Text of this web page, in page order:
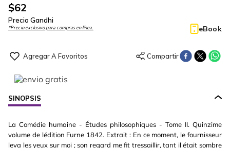
$62
Precio Gandhi
*Precio exclusivo para compras en línea. eBook
SINOPSIS
La Comédie humaine - Études philosophiques - Tome II. Quinzime
volume de lédition Furne 1842. Extrait : En ce moment, le fournisseur
leva les yeux sur moi ; son regard me fit tressaillir, tant il était sombre